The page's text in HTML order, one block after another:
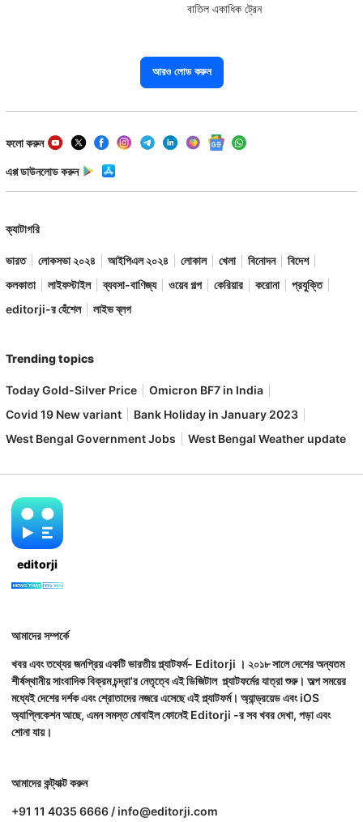
বাতিল একাধিক ট্রেন
আরও লোড করুন
ফলো করুন
এপ্প ডাউনলোড করুন
ক্যাটাগরি
ভারত লোকসভা ২০২৪ আইপিএল ২০২৪ লোকাল খেলা বিনোদন
বিদেশ
কলকাতা
লাইফস্টাইল ব্যবসা-বাণিজ্য ওয়েব গল্প কেরিয়ার করোনা
প্রযুক্তি
editorji-র হেঁশেল
লাইভ ব্লগ
Trending topics
Today Gold-Silver Price
Omicron BF7 in India
Covid 19 New variant
Bank Holiday in January 2023
West Bengal Government Jobs
West Bengal Weather update
editorji
আমাদের সম্পর্কে
খবর এবং তথ্যের জনপ্রিয় একটি ভারতীয় প্ল্যাটফর্ম- Editorji । ২০১৮ সালে দেশের অন্যতম
শীর্ষস্থানীয় সাংবাদিক বিক্রম চন্দ্রা'র নেতৃত্বে এই ডিজিটাল প্ল্যাটফর্মের যাত্রা শুরু। অল্প সময়ের
মধ্যেই দেশের দর্শক এবং শ্রোতাদের নজরে এসেছে এই প্ল্যাটফর্ম। অ্যান্ড্রয়েড এবং iOS
অ্যাপ্লিকেশন আছে, এমন সমস্ত মোবাইল ফোনেই Editorji -র সব খবর দেখা, পড়া এবং
শোনা যায়।
আমাদের কন্ট্যাক্ট করুন
+91 11 4035 6666 / info@editorji.com